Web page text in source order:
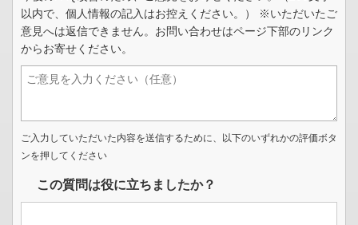
以内で、個人情報の記入はお控えください。） ※いただいたご
意見へは返信できません。お問い合わせはページ下部のリンク
からお寄せください。
ご入力していただいた内容を送信するために、以下のいずれかの評価ボタ
ンを押してください
この質問は役に立ちましたか？